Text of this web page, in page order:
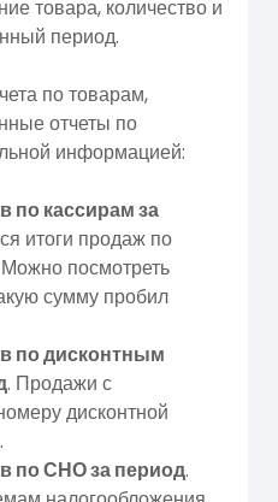
товара, количество и
период.
по товарам,
отчеты по
информацией:
по кассирам за
итоги продаж по
посмотреть
сумму пробил
по дисконтным
. Продажи с
дисконтной
по СНО за период.